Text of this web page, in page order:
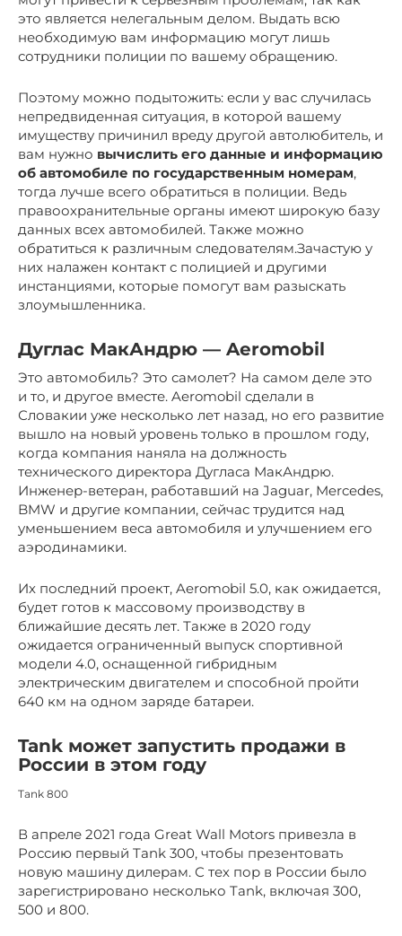
это является нелегальным делом. Выдать всю
необходимую вам информацию могут лишь
сотрудники полиции по вашему обращению.
Поэтому можно подытожить: если у вас случилась
непредвиденная ситуация, в которой вашему
имуществу причинил вреду другой автолюбитель, и
вам нужно вычислить его данные и информацию
об автомобиле по государственным номерам,
тогда лучше всего обратиться в полиции. Ведь
правоохранительные органы имеют широкую базу
данных всех автомобилей. Также можно
обратиться к различным следователям.Зачастую у
них налажен контакт с полицией и другими
инстанциями, которые помогут вам разыскать
злоумышленника.
Дуглас МакАндрю — Aeromobil
Это автомобиль? Это самолет? На самом деле это
и то, и другое вместе. Aeromobil сделали в
Словакии уже несколько лет назад, но его развитие
вышло на новый уровень только в прошлом году,
когда компания наняла на должность
технического директора Дугласа МакАндрю.
Инженер-ветеран, работавший на Jaguar, Mercedes,
BMW и другие компании, сейчас трудится над
уменьшением веса автомобиля и улучшением его
аэродинамики.
Их последний проект, Aeromobil 5.0, как ожидается,
будет готов к массовому производству в
ближайшие десять лет. Также в 2020 году
ожидается ограниченный выпуск спортивной
модели 4.0, оснащенной гибридным
электрическим двигателем и способной пройти
640 км на одном заряде батареи.
Tank может запустить продажи в
России в этом году
Tank 800
В апреле 2021 года Great Wall Motors привезла в
Россию первый Tank 300, чтобы презентовать
новую машину дилерам. С тех пор в России было
зарегистрировано несколько Tank, включая 300,
500 и 800.